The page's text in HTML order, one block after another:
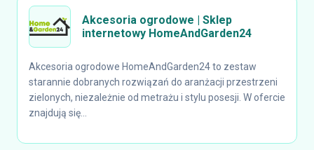
Akcesoria ogrodowe | Sklep
internetowy HomeAndGarden24
Akcesoria ogrodowe HomeAndGarden24 to zestaw
starannie dobranych rozwiązań do aranżacji przestrzeni
zielonych, niezależnie od metrażu i stylu posesji. W ofercie
znajdują się...